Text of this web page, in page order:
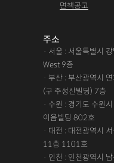
면책공고
주소
· 서울 : 서울특별시
West 9층
· 부산 : 부산광역시
(구 주성산빌딩) 7층
· 수원 : 경기도 수원
이음빌딩 802호
· 대전 : 대전광역시
11층 1101호
· 인천 : 인천광역시